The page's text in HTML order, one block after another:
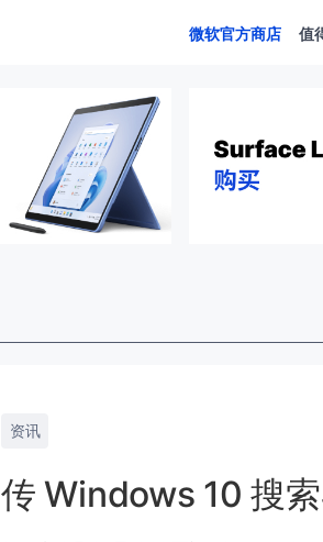
微软官方商店 值
资讯
传 Windows 10 搜